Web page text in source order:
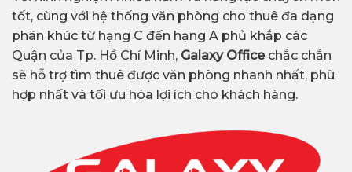
tốt, cùng với hệ thống văn phòng cho thuê đa dạng
phân khúc từ hạng C đến hạng A phủ khắp các
Quận của Tp. Hồ Chí Minh, Galaxy Office chắc chắn
sẽ hỗ trợ tìm thuê được văn phòng nhanh nhất, phù
hợp nhất và tối ưu hóa lợi ích cho khách hàng.